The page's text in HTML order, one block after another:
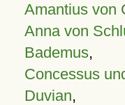
Amantius von
Anna von
Bademus,
Concessus
Duvian,